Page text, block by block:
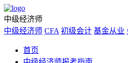
中级经济师
中级经济师 CFA 初级会计 基金从业
首页